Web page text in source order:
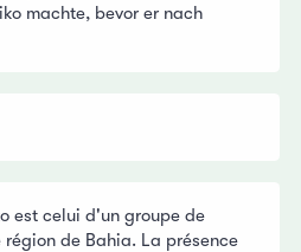
machte, bevor er nach
est celui d'un groupe de
de Bahia. La présence